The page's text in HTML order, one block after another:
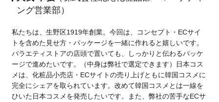
ング営業部）
私たちは、生野区1919年創業。今回は、コンセプト・ECサイ
トを含めた見せ方・パッケージを一緒に作れると嬉しいです。
バラエティストアの店頭で置いても、しっかりと伝わるパッケ
ージで進めたいです。（中身は弊社で選定できます）日本コス
メは、化粧品小売店・ECサイトの売り上げともに韓国コスメに
完全にシェアを取られています。改めて韓国コスメとは一線を
ひいた日本コスメを発売したいです。また、弊社の苦手なECサ